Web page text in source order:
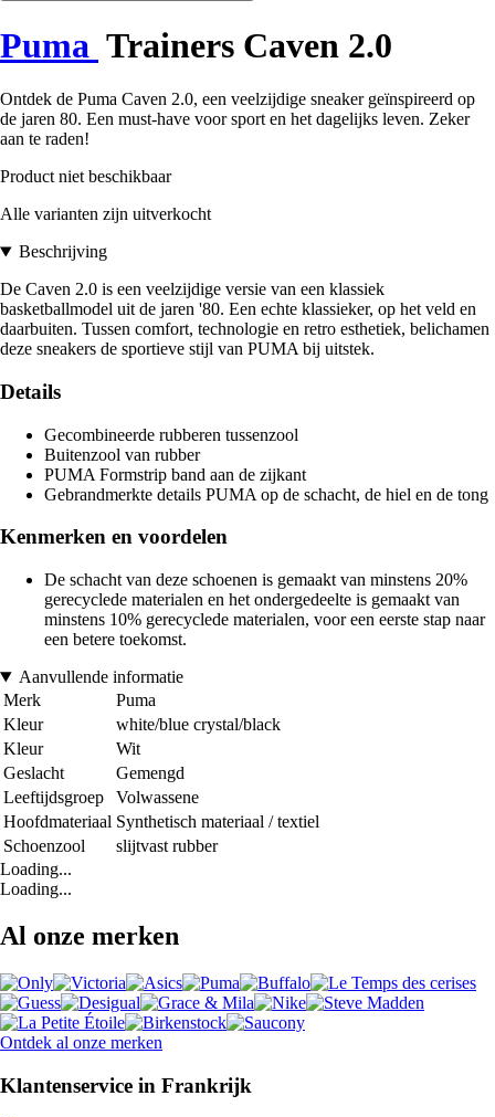
Puma Trainers Caven 2.0
Ontdek de Puma Caven 2.0, een veelzijdige sneaker geïnspireerd op
de jaren 80. Een must-have voor sport en het dagelijks leven. Zeker
aan te raden!
Product niet beschikbaar
Alle varianten zijn uitverkocht
Beschrijving
De Caven 2.0 is een veelzijdige versie van een klassiek
basketballmodel uit de jaren '80. Een echte klassieker, op het veld en
daarbuiten. Tussen comfort, technologie en retro esthetiek, belichamen
deze sneakers de sportieve stijl van PUMA bij uitstek.
Details
Gecombineerde rubberen tussenzool
Buitenzool van rubber
PUMA Formstrip band aan de zijkant
Gebrandmerkte details PUMA op de schacht, de hiel en de tong
Kenmerken en voordelen
De schacht van deze schoenen is gemaakt van minstens 20%
gerecyclede materialen en het ondergedeelte is gemaakt van
minstens 10% gerecyclede materialen, voor een eerste stap naar
een betere toekomst.
Aanvullende informatie
Merk
Puma
Kleur
white/blue crystal/black
Kleur
Wit
Geslacht
Gemengd
Leeftijdsgroep
Volwassene
Hoofdmateriaal Synthetisch materiaal / textiel
Schoenzool
slijtvast rubber
Loading...
Loading...
Al onze merken
Ontdek al onze merken
Klantenservice in Frankrijk